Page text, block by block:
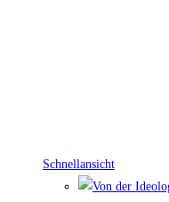
Schnellansicht